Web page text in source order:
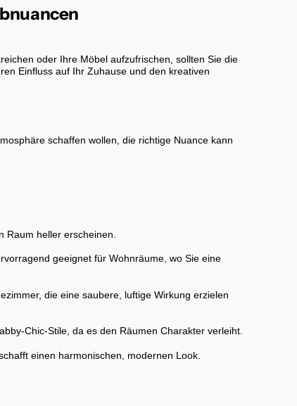
oder Ihre Möbel aufzufrischen, sollten Sie die
Einfluss auf Ihr Zuhause und den kreativen
schaffen wollen, die richtige Nuance kann
Raum heller erscheinen.
geeignet für Wohnräume, wo Sie eine
die eine saubere, luftige Wirkung erzielen
Chic-Stile, da es den Räumen Charakter verleiht.
einen harmonischen, modernen Look.